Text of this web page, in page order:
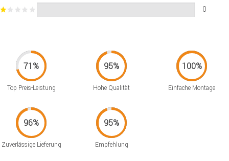
0
Top Preis-Leistung Hohe Qualität Einfache Montage
Zuverlässige Lieferung Empfehlung